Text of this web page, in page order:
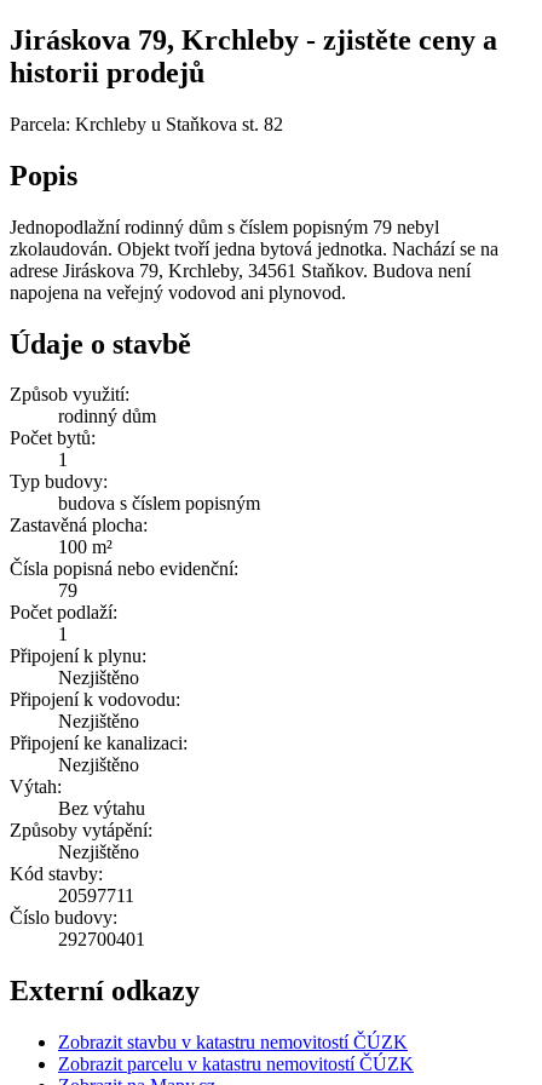
Jiráskova 79, Krchleby - zjistěte ceny a
historii prodejů
Parcela: Krchleby u Staňkova st. 82
Popis
Jednopodlažní rodinný dům s číslem popisným 79 nebyl
zkolaudován. Objekt tvoří jedna bytová jednotka. Nachází se na
adrese Jiráskova 79, Krchleby, 34561 Staňkov. Budova není
napojena na veřejný vodovod ani plynovod.
Údaje o stavbě
Způsob využití:
rodinný dům
Počet bytů:
1
Typ budovy:
budova s číslem popisným
Zastavěná plocha:
100 m²
Čísla popisná nebo evidenční:
79
Počet podlaží:
1
Připojení k plynu:
Nezjištěno
Připojení k vodovodu:
Nezjištěno
Připojení ke kanalizaci:
Nezjištěno
Výtah:
Bez výtahu
Způsoby vytápění:
Nezjištěno
Kód stavby:
20597711
Číslo budovy:
292700401
Externí odkazy
Zobrazit stavbu v katastru nemovitostí ČÚZK
Zobrazit parcelu v katastru nemovitostí ČÚZK